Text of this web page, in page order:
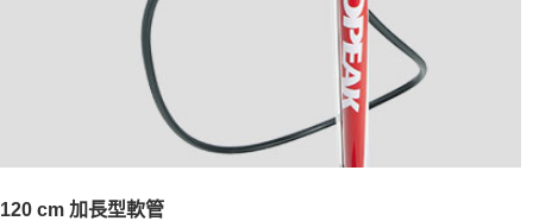
120 cm 加長型軟管